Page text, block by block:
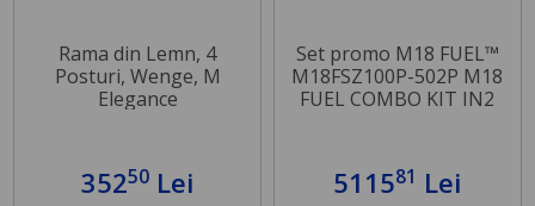
Rama din Lemn, 4
Posturi, Wenge, M
Elegance
35250 Lei
Set promo M18 FUEL™
M18FSZ100P-502P M18
FUEL COMBO KIT IN2
511581 Lei